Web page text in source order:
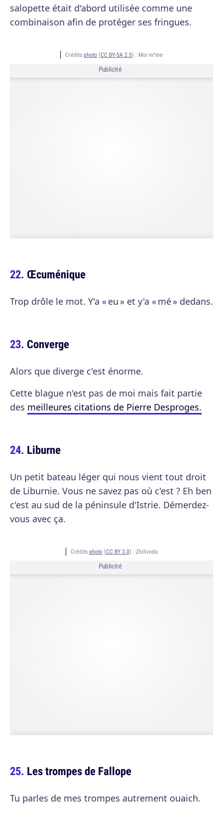
salopette était d'abord utilisée comme une
combinaison afin de protéger ses fringues.
Crédits photo (CC BY-SA 2.5) : Moi m^me
Publicité
Œcuménique
Trop drôle le mot. Y'a « eu » et y'a « mé » dedans.
Converge
Alors que diverge c'est énorme.
Cette blague n'est pas de moi mais fait partie
des meilleures citations de Pierre Desproges.
Liburne
Un petit bateau léger qui nous vient tout droit
de Liburnie. Vous ne savez pas où c'est ? Eh ben
c'est au sud de la péninsule d'Istrie. Démerdez-
vous avec ça.
Crédits photo(CC BY 3.0) : Zhilivoda
Publicité
Les trompes de Fallope
Tu parles de mes trompes autrement ouaich.